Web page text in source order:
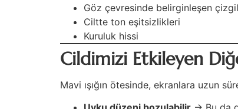
Göz çevresinde belirginleşen
Ciltte ton eşitsizlikleri
Kuruluk hissi
Cildimizi Etkileyen
Mavi ışığın ötesinde, ekranlara uzun